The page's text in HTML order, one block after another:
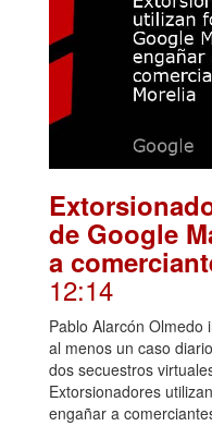
de Google
a
12:14
Pablo Alarcón Olmedo
al menos un caso
dos secuestros
Extorsionadores
engañar a